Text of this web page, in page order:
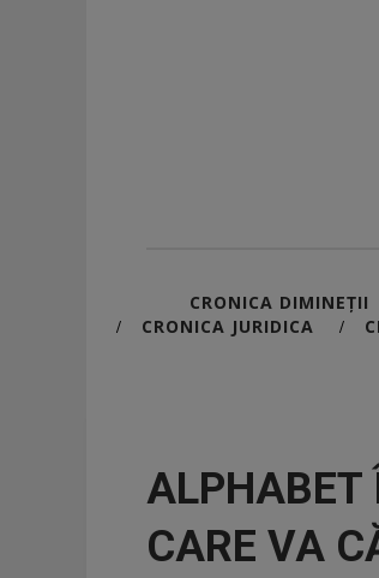
CRONICA DIMINEȚII
/ CRONICA JURIDICA /
ALPHABET
CARE VA